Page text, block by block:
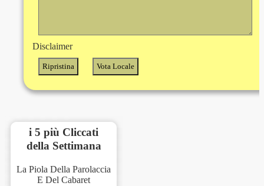
Disclaimer
i 5 più Cliccati
della Settimana
La Piola Della Parolaccia
E Del Cabaret